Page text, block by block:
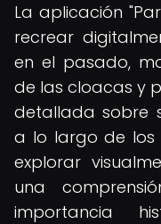
La aplicación
recrear
en el pasado,
de las cloacas y
detallada sobre
a lo largo de los
explorar
una
importancia